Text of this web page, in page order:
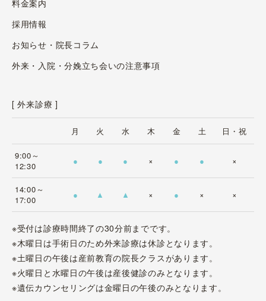
料金案内
採用情報
お知らせ・院長コラム
外来・入院・分娩立ち会いの注意事項
[ 外来診療 ]
月 火 水 木 金 土 日・祝
9:00～
12:30
● ● ● × ● ● ×
14:00～
17:00
● ▲ ▲ × ● × ×
※受付は診療時間終了の30分前までです。
※木曜日は手術日のため外来診療は休診となります。
※土曜日の午後は産前教育の院長クラスがあります。
※火曜日と水曜日の午後は産後健診のみとなります。
※遺伝カウンセリングは金曜日の午後のみとなります。